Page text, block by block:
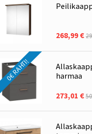
268,99 €
0€ RAHTI!
harmaa
273,01 €